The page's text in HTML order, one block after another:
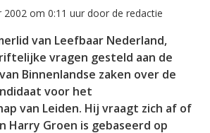
2002 om 0:11 uur door de redactie
van Leefbaar Nederland,
vragen gesteld aan de
Binnenlandse zaken over de
voor het
van Leiden. Hij vraagt zich af of
Harry Groen is gebaseerd op